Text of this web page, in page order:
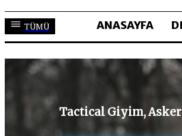
TÜMÜ ANASAYFA
Tactical Giyim,